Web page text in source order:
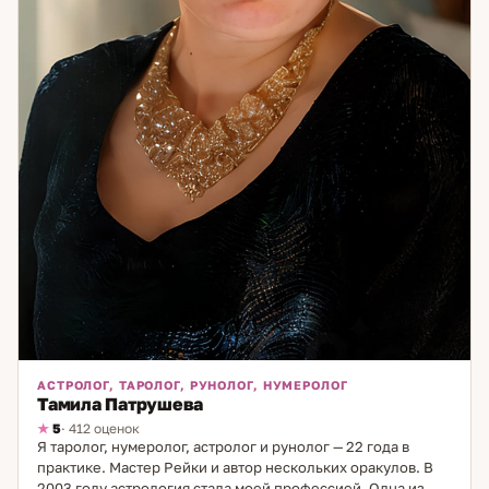
АСТРОЛОГ, ТАРОЛОГ, РУНОЛОГ, НУМЕРОЛОГ
Тамила Патрушева
5· 412 оценок
Я таролог, нумеролог, астролог и рунолог — 22 года в
практике. Мастер Рейки и автор нескольких оракулов. В